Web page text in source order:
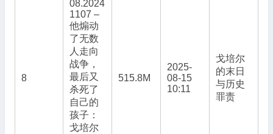
8
08.2024
1107 –
他煽动
了无数
人走向
战争，
最后又
杀死了
自己的
孩子：
戈培尔
515.8M
2025-
08-15
10:11
戈培尔
的末日
与历史
罪责